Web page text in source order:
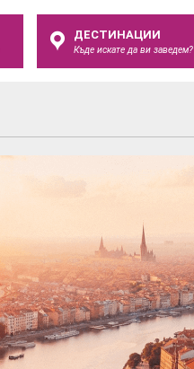
ДЕСТИНАЦИИ
Къде искате да ви заведем?